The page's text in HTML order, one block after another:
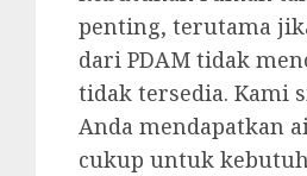
penting, terutama
dari PDAM tidak
tidak tersedia. Kami
Anda mendapatkan
cukup untuk